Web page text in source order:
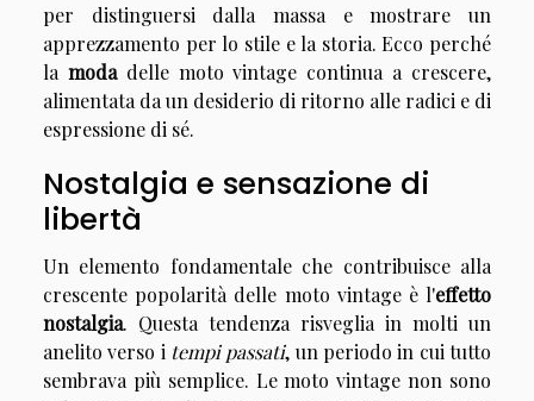
per distinguersi dalla massa e mostrare un
apprezzamento per lo stile e la storia. Ecco perché
la modadelle moto vintage continua a crescere,
alimentata da un desiderio di ritorno alle radici e di
espressione di sé.
Nostalgia e sensazione di
libertà
Un elemento fondamentale che contribuisce alla
crescente popolarità delle moto vintage è l'effetto
nostalgia. Questa tendenza risveglia in molti un
anelito verso i tempi passati, un periodo in cui tutto
sembrava più semplice. Le moto vintage non sono